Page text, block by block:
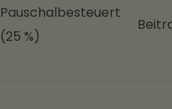
Pauschalbesteuert
(25 %)